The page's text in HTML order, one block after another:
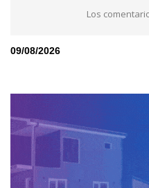
Los
09/08/2026